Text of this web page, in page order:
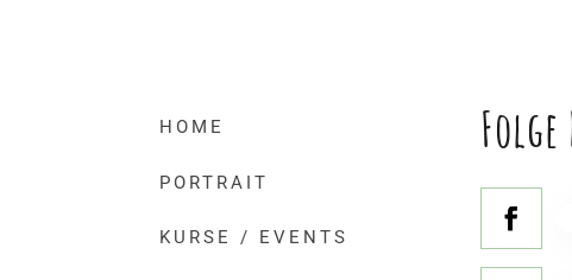
HOME
PORTRAIT
KURSE / EVENTS